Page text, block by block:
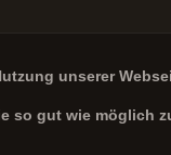
unserer
so gut wie möglich